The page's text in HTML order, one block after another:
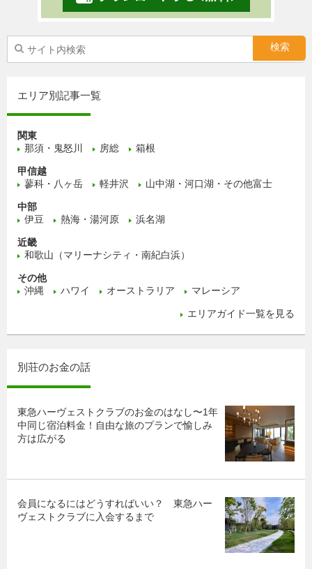
エリア別記事一覧
関東
那須・鬼怒川
房総 箱根
甲信越
蓼科・八ヶ岳
軽井沢 山中湖・河口湖・その他富士
中部
伊豆
熱海・湯河原 浜名湖
近畿
和歌山（マリーナシティ・南紀白浜）
その他
沖縄
ハワイ オーストラリア マレーシア
エリアガイド一覧を見る
別荘のお金の話
東急ハーヴェストクラブのお金のはなし〜1年
中同じ宿泊料金！自由な旅のプランで愉しみ
方は広がる
会員になるにはどうすればいい？ 東急ハー
ヴェストクラブに入会するまで